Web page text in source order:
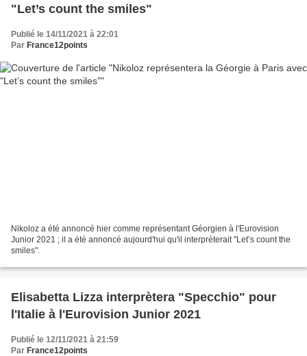
"Let’s count the smiles"
Publié le 14/11/2021 à 22:01
Par France12points
Nikoloz a été annoncé hier comme représentant Géorgien à l'Eurovision
Junior 2021 ; il a été annoncé aujourd'hui qu'il interprèterait "Let’s count the
smiles".
Elisabetta Lizza interprètera "Specchio" pour
l'Italie à l'Eurovision Junior 2021
Publié le 12/11/2021 à 21:59
Par France12points